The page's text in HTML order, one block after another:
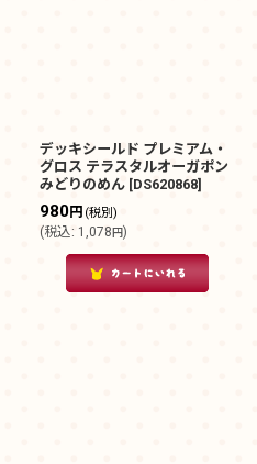
デッキシールド プレミアム・
グロス テラスタルオーガポン
みどりのめん [DS620868]
980円 (税別)
(税込: 1,078円)